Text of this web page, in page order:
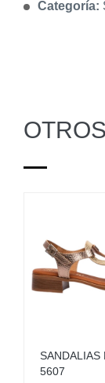
Categoría:
SANDALIAS
5607